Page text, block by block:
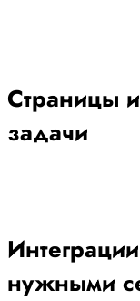
Страницы
задачи
нужными